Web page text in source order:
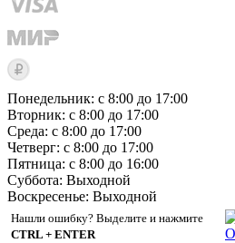
Понедельник: с 8:00 до 17:00
Вторник: с 8:00 до 17:00
Среда: с 8:00 до 17:00
Четверг: с 8:00 до 17:00
Пятница: с 8:00 до 16:00
Суббота: Выходной
Воскресенье: Выходной
Нашли ошибку? Выделите и нажмите
CTRL + ENTER